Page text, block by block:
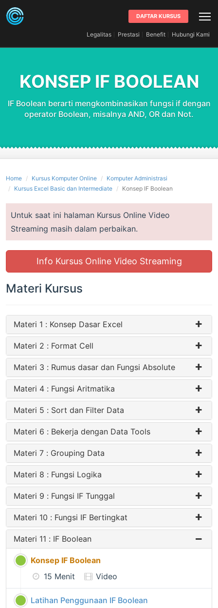
DAFTAR KURSUS
Legalitas Prestasi Benefit Hubungi Kami
KONSEP IF BOOLEAN
IF Boolean berarti mengkombinasikan fungsi if dengan
operator Boolean, misalnya AND, OR dan Not.
Home Kursus Komputer Online
Komputer Administrasi
Kursus Excel Basic dan Intermediate
Konsep IF Boolean
Untuk saat ini halaman Kursus Online Video
Streaming masih dalam perbaikan.
Info Kursus Online Video Streaming
Materi Kursus
Materi 1 : Konsep Dasar Excel
Materi 2 : Format Cell
Materi 3 : Rumus dasar dan Fungsi Absolute
Materi 4 : Fungsi Aritmatika
Materi 5 : Sort dan Filter Data
Materi 6 : Bekerja dengan Data Tools
Materi 7 : Grouping Data
Materi 8 : Fungsi Logika
Materi 9 : Fungsi IF Tunggal
Materi 10 : Fungsi IF Bertingkat
Materi 11 : IF Boolean
Konsep IF Boolean
15 Menit
Video
Latihan Penggunaan IF Boolean